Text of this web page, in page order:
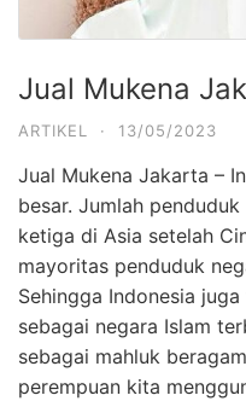
Jual Mukena
ARTIKEL · 13/05/2023
Jual Mukena Jakarta –
besar. Jumlah
ketiga di Asia setelah
mayoritas penduduk
Sehingga Indonesia
sebagai negara Islam
sebagai mahluk
perempuan kita